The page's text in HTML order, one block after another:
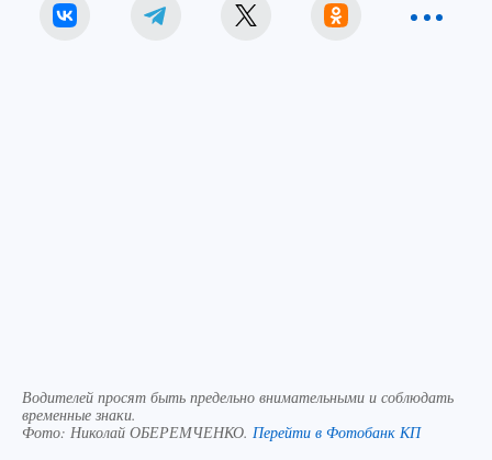
Водителей просят быть предельно внимательными и соблюдать
временные знаки.
Фото: Николай ОБЕРЕМЧЕНКО. Перейти в Фотобанк КП